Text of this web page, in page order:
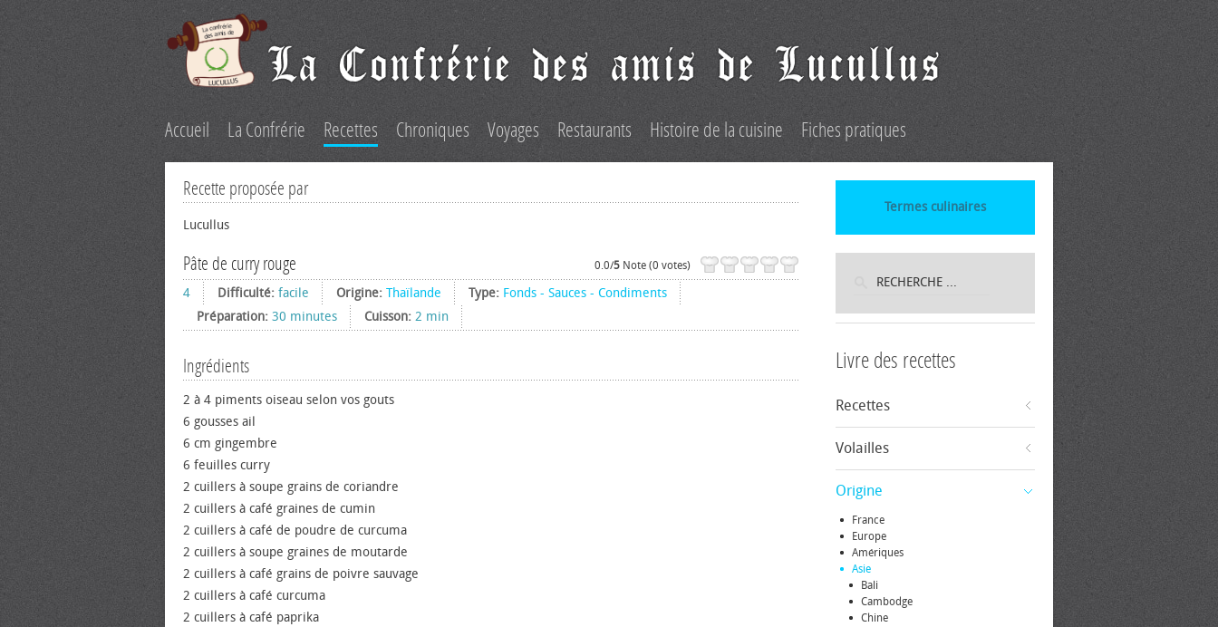
Accueil La Confrérie Recettes Chroniques Voyages Restaurants Histoire de la cuisine Fiches pratiques
Recette proposée par
Lucullus
Pâte de curry rouge 0.0/5 Note (0 votes)
4 Difficulté: facile Origine: Thaïlande Type: Fonds - Sauces - Condiments
Préparation: 30 minutes Cuisson: 2 min
Ingrédients
2 à 4 piments oiseau selon vos gouts
6 gousses ail
6 cm gingembre
6 feuilles curry
2 cuillers à soupe grains de coriandre
2 cuillers à café graines de cumin
2 cuillers à café de poudre de curcuma
2 cuillers à soupe graines de moutarde
2 cuillers à café grains de poivre sauvage
2 cuillers à café curcuma
2 cuillers à café paprika
Termes culinaires
Livre des recettes
Recettes
Volailles
Origine
France
Europe
Amériques
Asie
Bali
Cambodge
Chine